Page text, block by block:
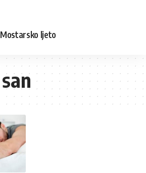
Mostarsko ljeto
san